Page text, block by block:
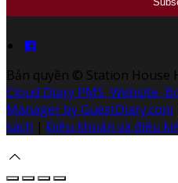
Bản quyền © Station House
Cloud Diary PMS, Website,
Manager by GuestDiary.com
sách | Điều khoản và điều